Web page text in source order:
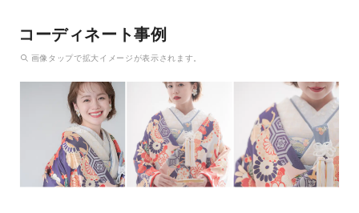
コーディネート事例
画像 タップで拡大イメージが表示されます。